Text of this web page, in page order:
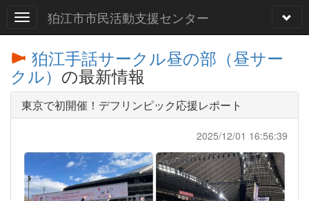
狛江市市民活動支援センター
狛江手話サークル昼の部（昼サー
クル） の最新情報
東京で初開催！デフリンピック応援レポート
2025/12/01 16:56:39